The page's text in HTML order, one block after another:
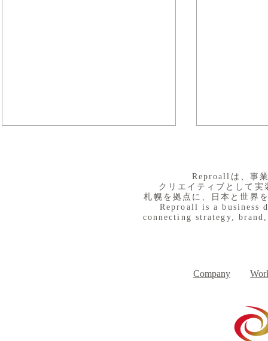
​Reproallは、事
クリエイティブとして
札幌を拠点に、日本と世界
Reproall is a business
connecting strategy,
Company